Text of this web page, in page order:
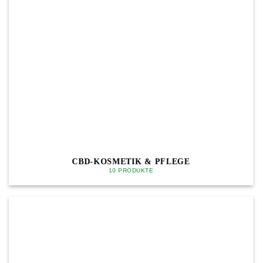
CBD-KOSMETIK & PFLEGE
10 PRODUKTE